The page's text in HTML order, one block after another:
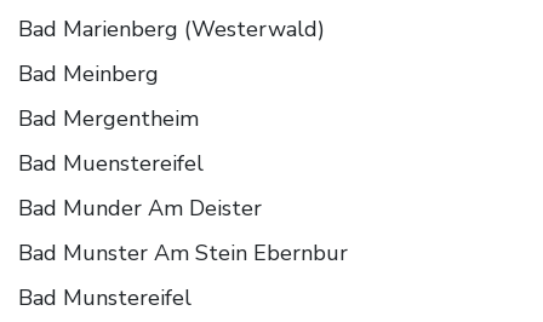
Bad Marienberg (Westerwald)
Bad Meinberg
Bad Mergentheim
Bad Muenstereifel
Bad Munder Am Deister
Bad Munster Am Stein Ebernbur
Bad Munstereifel